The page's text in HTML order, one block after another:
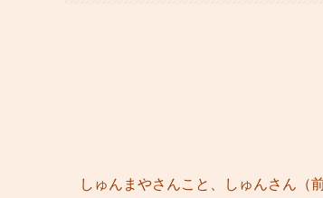
しゅんまやさんこと、しゅんさん（